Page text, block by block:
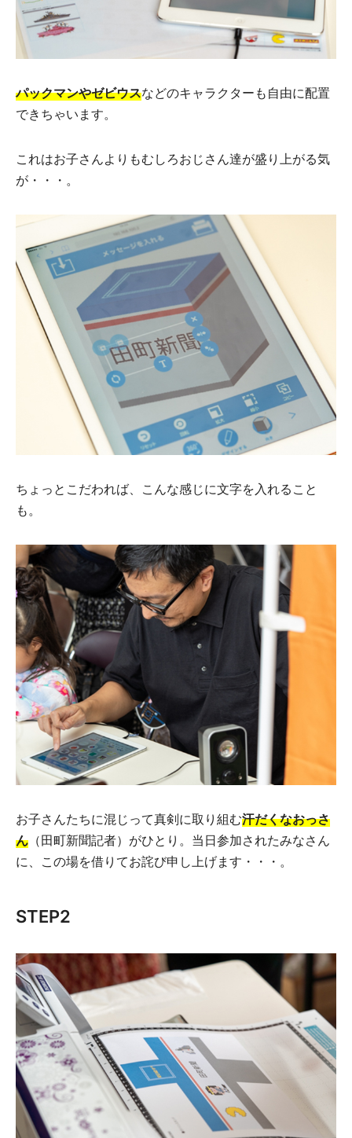
パックマンやゼビウスなどのキャラクターも自由に配置
できちゃいます。
これはお子さんよりもむしろおじさん達が盛り上がる気
が・・・。
ちょっとこだわれば、こんな感じに文字を入れること
も。
お子さんたちに混じって真剣に取り組む汗だくなおっさ
ん （田町新聞記者）がひとり。当日参加されたみなさん
に、この場を借りてお詫び申し上げます・・・。
STEP2